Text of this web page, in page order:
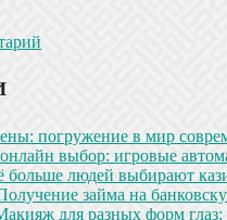
погружение в мир
выбор: игровые
больше людей выбирают
займа на
для разных форм глаз: